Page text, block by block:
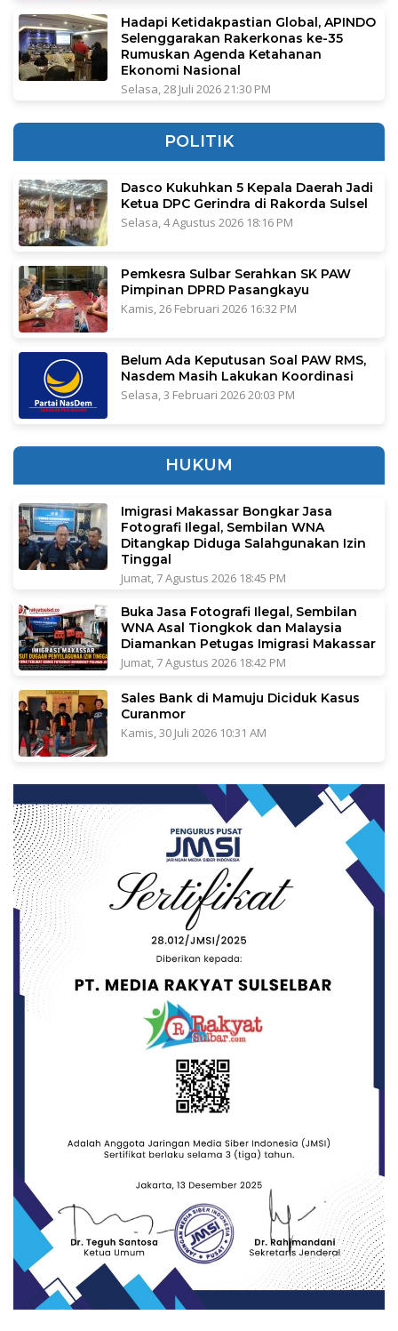
Hadapi Ketidakpastian Global, APINDO
Selenggarakan Rakerkonas ke-35
Rumuskan Agenda Ketahanan
Ekonomi Nasional
Selasa, 28 Juli 2026 21:30 PM
POLITIK
Dasco Kukuhkan 5 Kepala Daerah Jadi
Ketua DPC Gerindra di Rakorda Sulsel
Selasa, 4 Agustus 2026 18:16 PM
Pemkesra Sulbar Serahkan SK PAW
Pimpinan DPRD Pasangkayu
Kamis, 26 Februari 2026 16:32 PM
Belum Ada Keputusan Soal PAW RMS,
Nasdem Masih Lakukan Koordinasi
Selasa, 3 Februari 2026 20:03 PM
HUKUM
Imigrasi Makassar Bongkar Jasa
Fotografi Ilegal, Sembilan WNA
Ditangkap Diduga Salahgunakan Izin
Tinggal
Jumat, 7 Agustus 2026 18:45 PM
Buka Jasa Fotografi Ilegal, Sembilan
WNA Asal Tiongkok dan Malaysia
Diamankan Petugas Imigrasi Makassar
Jumat, 7 Agustus 2026 18:42 PM
Sales Bank di Mamuju Diciduk Kasus
Curanmor
Kamis, 30 Juli 2026 10:31 AM